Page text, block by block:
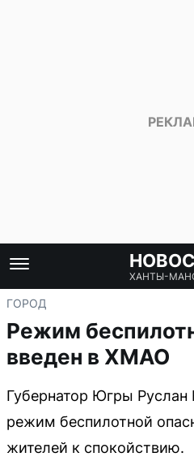
ХАНТЫ-
ГОРОД
Режим
введен в ХМАО
Губернатор Югры Руслан
режим беспилотной
жителей к спокойствию.